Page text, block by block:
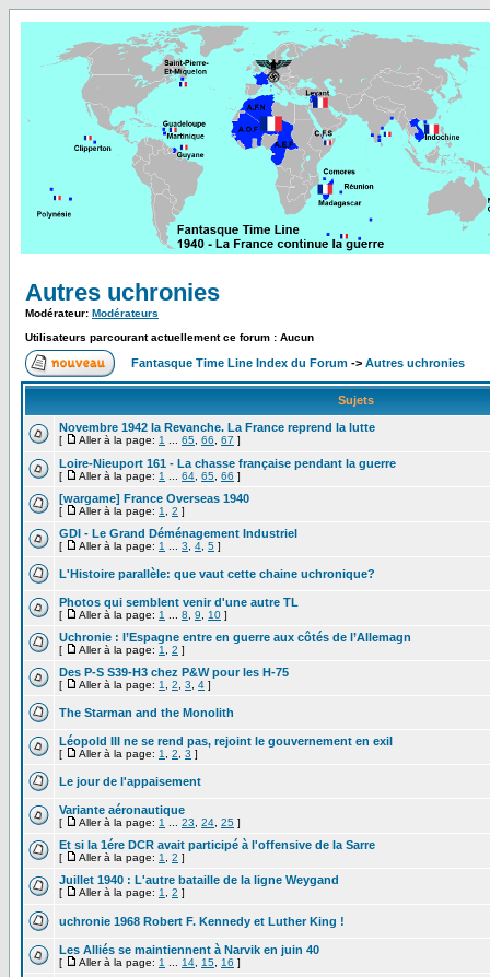
Autres uchronies
Modérateur: Modérateurs
Utilisateurs parcourant actuellement ce forum : Aucun
Fantasque Time Line Index du Forum -> Autres uchronies
Sujets
Novembre 1942 la Revanche. La France reprend la lutte
[ Aller à la page: 1 65 66 67 ]
Loire-Nieuport 161 - La chasse française pendant la guerre
[ Aller à la page: 1 64 65 66 ]
[wargame] France Overseas 1940
[ Aller à la page: 1 2 ]
GDI - Le Grand Déménagement Industriel
[ Aller à la page: 1 3 4 5 ]
L'Histoire parallèle: que vaut cette chaine uchronique?
Photos qui semblent venir d'une autre TL
[ Aller à la page: 1 8 9 10 ]
Uchronie : l’Espagne entre en guerre aux côtés de l’Allemagn
[ Aller à la page: 1 2 ]
Des P-S S39-H3 chez P&W pour les H-75
[ Aller à la page: 1 2 3 4 ]
The Starman and the Monolith
Léopold III ne se rend pas, rejoint le gouvernement en exil
[ Aller à la page: 1 2 3 ]
Le jour de l'appaisement
Variante aéronautique
[ Aller à la page: 1 23 24 25 ]
Et si la 1ére DCR avait participé à l'offensive de la Sarre
[ Aller à la page: 1 2 ]
Juillet 1940 : L'autre bataille de la ligne Weygand
[ Aller à la page: 1 2 ]
uchronie 1968 Robert F. Kennedy et Luther King !
Les Alliés se maintiennent à Narvik en juin 40
[ Aller à la page: 1 14 15 16 ]